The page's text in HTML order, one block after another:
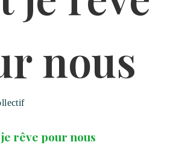
rêve pour nous